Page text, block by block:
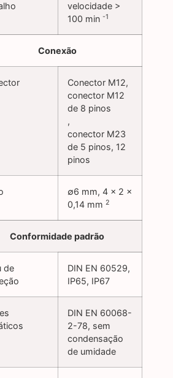
velocidade >
100 min -1
Conexão
Conector M12,
conector M12
de 8 pinos
,
conector M23
de 5 pinos, 12
pinos
∅6 mm, 4 x 2 x
0,14 mm 2
Conformidade padrão
de
DIN EN 60529,
IP65, IP67
DIN EN 60068-
2-78, sem
condensação
de umidade